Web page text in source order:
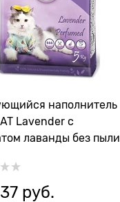
наполнитель
Lavender с
лаванды без пыли
руб.